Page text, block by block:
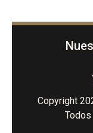
Copyright